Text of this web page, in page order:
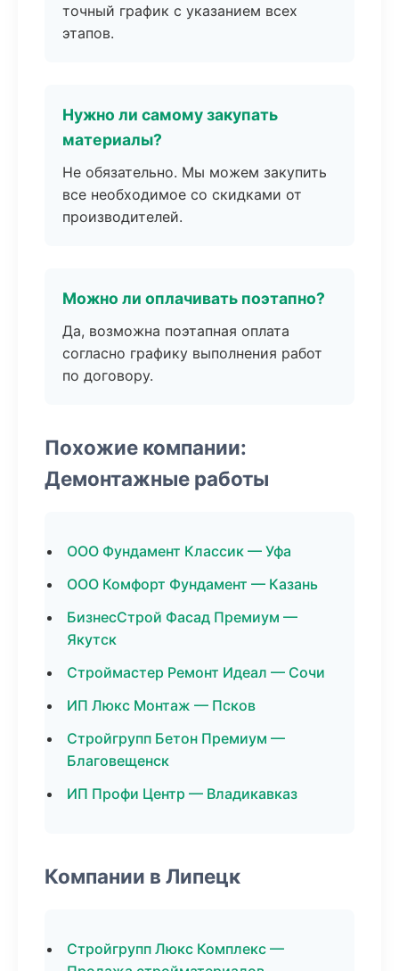
точный график с указанием всех
этапов.
Нужно ли самому закупать
материалы?
Не обязательно. Мы можем закупить
все необходимое со скидками от
производителей.
Можно ли оплачивать поэтапно?
Да, возможна поэтапная оплата
согласно графику выполнения работ
по договору.
Похожие компании:
Демонтажные работы
ООО Фундамент Классик — Уфа
ООО Комфорт Фундамент — Казань
БизнесСтрой Фасад Премиум —
Якутск
Строймастер Ремонт Идеал — Сочи
ИП Люкс Монтаж — Псков
Стройгрупп Бетон Премиум —
Благовещенск
ИП Профи Центр — Владикавказ
Компании в Липецк
Стройгрупп Люкс Комплекс —